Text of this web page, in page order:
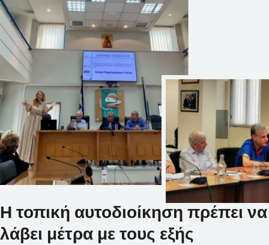
Η τοπική αυτοδιοίκηση πρέπει να
λάβει μέτρα με τους εξής